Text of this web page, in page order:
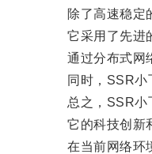
除了高速稳定的
它采用了先进的
通过分布式网络
同时，SSR小飞
总之，SSR小飞
它的科技创新和
在当前网络环境